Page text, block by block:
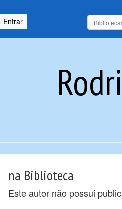
Entrar
na Biblioteca
Este autor não possui